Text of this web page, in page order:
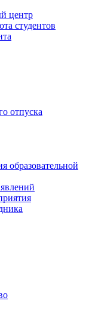
центр
студентов
отпуска
образовательной